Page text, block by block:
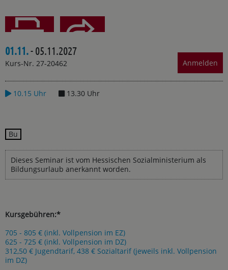
Drucken Teilen
01.11.- 05.11.2027
Kurs-Nr. 27-20462 Anmelden
10.15 Uhr 13.30 Uhr
Bu
Dieses Seminar ist vom Hessischen Sozialministerium als
Bildungsurlaub anerkannt worden.
Kursgebühren:*
705 - 805 € (inkl. Vollpension im EZ)
625 - 725 € (inkl. Vollpension im DZ)
312,50 € Jugendtarif, 438 € Sozialtarif (jeweils inkl. Vollpension
im DZ)